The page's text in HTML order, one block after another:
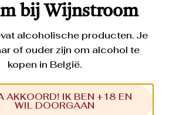
de open vensters vooraan (voor de
modellen met 2 of 3 flessen). Plat
€2,00
bij Wijnstroom
alcoholische producten. Je
of ouder zijn om alcohol te
kopen in België.
AKKOORD! IK BEN +18 EN
WIL DOORGAAN